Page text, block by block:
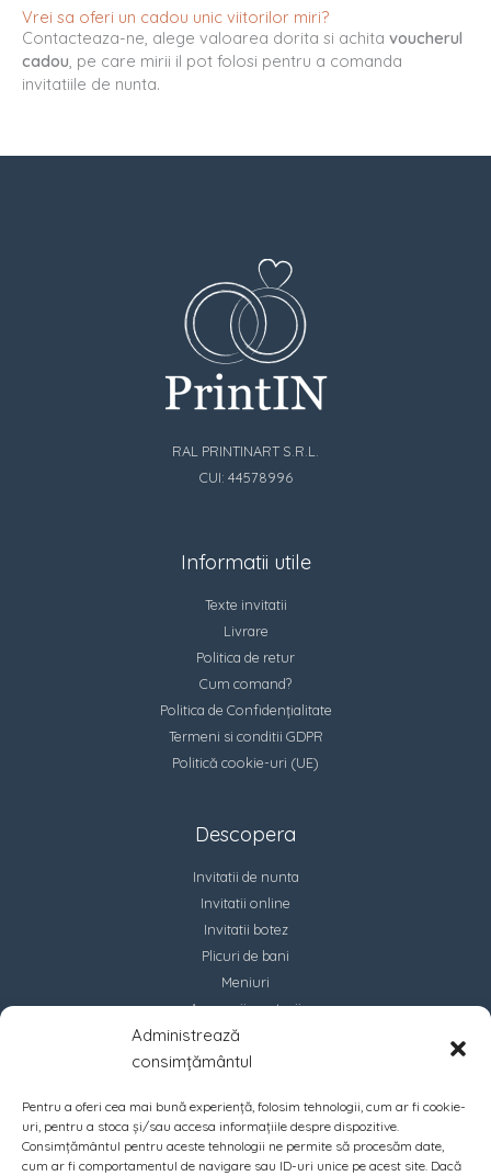
Administrează
consimțământul
Pentru a oferi cea mai bună experiență, folosim tehnologii, cum ar fi cookie-
uri, pentru a stoca și/sau accesa informațiile despre dispozitive.
Consimțământul pentru aceste tehnologii ne permite să procesăm date,
cum ar fi comportamentul de navigare sau ID-uri unice pe acest site. Dacă
Vrei sa oferi un cadou unic viitorilor miri?
Contacteaza-ne, alege valoarea dorita si achita voucherul
cadou, pe care mirii il pot folosi pentru a comanda
invitatiile de nunta.
RAL PRINTINART S.R.L.
CUI: 44578996
Informatii utile
Texte invitatii
Livrare
Politica de retur
Cum comand?
Politica de Confidențialitate
Termeni si conditii GDPR
Politică cookie-uri (UE)
Descopera
Invitatii de nunta
Invitatii online
Invitatii botez
Plicuri de bani
Meniuri
Accesorii marturii
Contact